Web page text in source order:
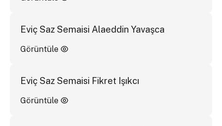
Eviç Saz Semaisi Alaeddin Yavaşca
Görüntüle
Eviç Saz Semaisi Fikret Işıkcı
Görüntüle